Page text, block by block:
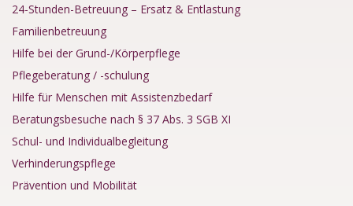
24-Stunden-Betreuung – Ersatz & Entlastung
Familienbetreuung
Hilfe bei der Grund-/Körperpflege
Pflegeberatung / -schulung
Hilfe für Menschen mit Assistenzbedarf
Beratungsbesuche nach § 37 Abs. 3 SGB XI
Schul- und Individualbegleitung
Verhinderungspflege
Prävention und Mobilität